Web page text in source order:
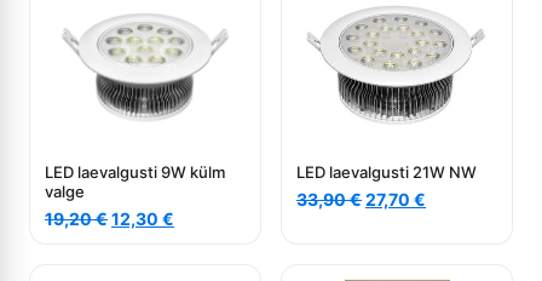
LED laevalgusti 9W külm
valge
19,20€Algne
12,30 €
LED laevalgusti 21W NW
33,90€Algne
27,70 €